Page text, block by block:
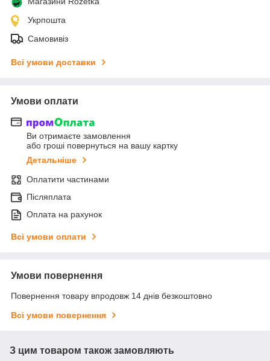
Укрпошта
Самовивіз
Всі умови доставки
Умови оплати
Ви отримаєте замовлення
або гроші повернуться на вашу картку
Детальніше
Оплатити частинами
Післяплата
Оплата на рахунок
Всі умови оплати
Умови повернення
Повернення товару впродовж 14 днів безкоштовно
Всі умови повернення
З цим товаром також замовляють